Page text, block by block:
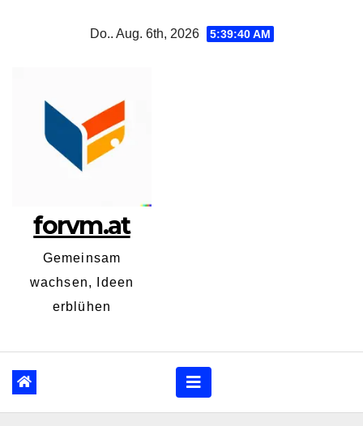
Do.. Aug. 6th, 2026 5:39:41 AM
forvm.at
Gemeinsam
wachsen, Ideen
erblühen